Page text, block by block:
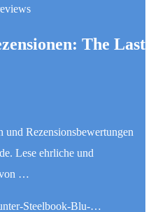
The Last
Rezensionsbewertungen
Lese ehrliche und
von …
Steelbook-Blu-…